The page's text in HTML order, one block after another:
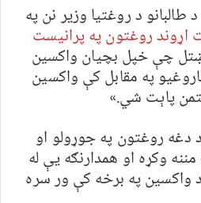
د روغتیا وزیر نن په
اړوند روغتون په پرانیست
چې خپل بچیان واکسین
په مقابل کې واکسین
پاېت شي.»
دغه روغتون په جوړولو او
وکړه او همدارنګه یې له
په برخه کې ور سره